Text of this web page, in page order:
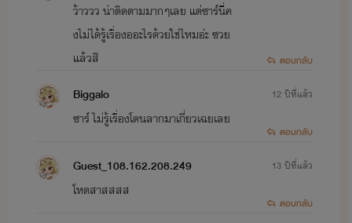
ว้าววว น่าติดตามมากๆเลย แต่ซาร์นี่ค
งไม่ได้รู้เรื่องออะไรด้วยใช่ไหมอ่ะ ซวย
แล้วสิ
ตอบกลับ
Biggalo
ซาร์ ไม่รู้เรื่องโดนลากมาเกี่ยวเฉยเลย
12 ปีที่แล้ว
ตอบกลับ
Guest_108.162.208.249
โหดสาสสสส
13 ปีที่แล้ว
ตอบกลับ